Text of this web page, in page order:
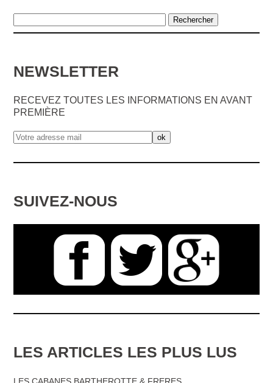
NEWSLETTER
RECEVEZ TOUTES LES INFORMATIONS EN AVANT
PREMIÈRE
SUIVEZ-NOUS
LES ARTICLES LES PLUS LUS